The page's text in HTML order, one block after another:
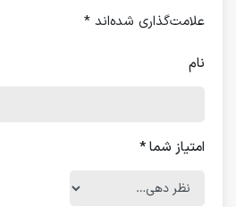
علامت‌گذاری شده‌اند *
نام
امتیاز شما*